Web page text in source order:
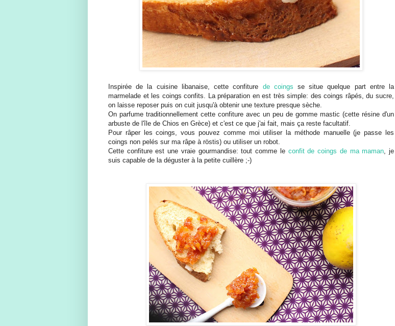
Inspirée de la cuisine libanaise, cette confiture de coings se situe quelque part entre la
marmelade et les coings confits. La préparation en est très simple: des coings râpés, du sucre,
on laisse reposer puis on cuit jusqu'à obtenir une texture presque sèche.
On parfume traditionnellement cette confiture avec un peu de gomme mastic (cette résine d'un
arbuste de l'île de Chios en Grèce) et c'est ce que j'ai fait, mais ça reste facultatif.
Pour râper les coings, vous pouvez comme moi utiliser la méthode manuelle (je passe les
coings non pelés sur ma râpe à röstis) ou utiliser un robot.
Cette confiture est une vraie gourmandise: tout comme le confit de coings de ma maman, je
suis capable de la déguster à la petite cuillère ;-)